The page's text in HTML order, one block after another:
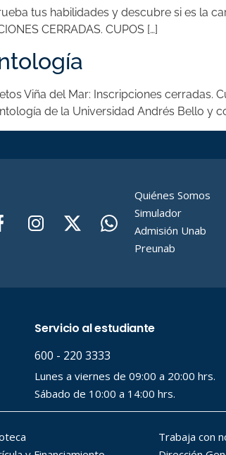
tus habilidades y descubre si es la
CERRADAS. CUPOS […]
Viña del Mar: Inscripciones
de la Universidad Andrés Bello y